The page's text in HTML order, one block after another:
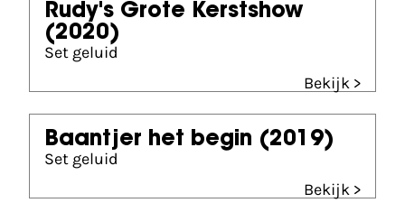
Rudy's Grote Kerstshow
(2020)
Set geluid
Bekijk >
Baantjer het begin (2019)
Set geluid
Bekijk >